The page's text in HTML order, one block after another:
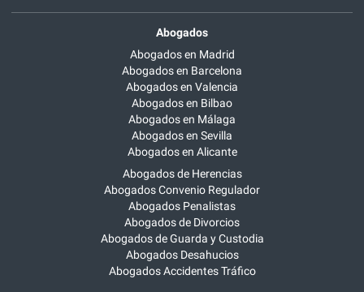
Abogados
Abogados en Madrid
Abogados en Barcelona
Abogados en Valencia
Abogados en Bilbao
Abogados en Málaga
Abogados en Sevilla
Abogados en Alicante
Abogados de Herencias
Abogados Convenio Regulador
Abogados Penalistas
Abogados de Divorcios
Abogados de Guarda y Custodia
Abogados Desahucios
Abogados Accidentes Tráfico